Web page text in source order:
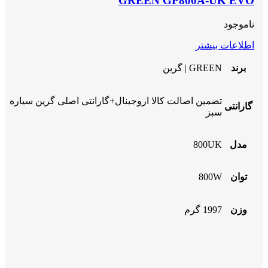
ناموجود
اطلاعات بیشتر
برند GREEN | گرین
گارانتی
تضمین اصالت کالا اروجینال+گارانتی اصلی گرین سیاره
سبز
مدل 800UK
توان 800W
وزن 1997 گرم